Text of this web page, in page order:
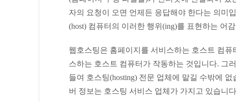
자의 요청이 오면 언제든 응답해야 한다는 의미
(host) 컴퓨터의 이러한 행위(ing)를 표현하는 어
웹호스팅은 홈페이지를 서비스하는 호스트 컴
스하는 호스트 컴퓨터가 작동하는 것입니다. 그
들여 호스팅(hosting) 전문 업체에 맡길 수밖에
버 정보는 호스팅 서비스 업체가 가지고 있습니